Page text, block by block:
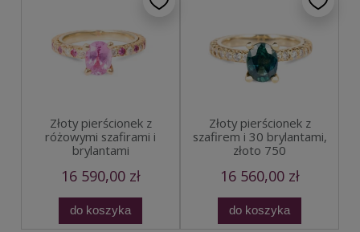
Złoty pierścionek z
różowymi szafirami i
brylantami
16 590,00 zł
do koszyka
Złoty pierścionek z
szafirem i 30 brylantami,
złoto 750
16 560,00 zł
do koszyka